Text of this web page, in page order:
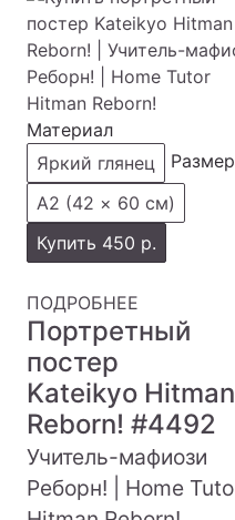
Материал
Яркий глянец
Размер
А2 (42 × 60 см)
Купить 450 р.
ПОДРОБНЕЕ
Портретный
постер
Kateikyo Hitman
Reborn! #4492
Учитель-мафиози
Реборн! | Home